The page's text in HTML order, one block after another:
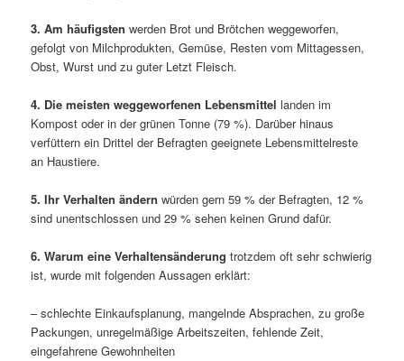
3. Am häufigsten werden Brot und Brötchen weggeworfen,
gefolgt von Milchprodukten, Gemüse, Resten vom Mittagessen,
Obst, Wurst und zu guter Letzt Fleisch.
4. Die meisten weggeworfenen Lebensmittel landen im
Kompost oder in der grünen Tonne (79 %). Darüber hinaus
verfüttern ein Drittel der Befragten geeignete Lebensmittelreste
an Haustiere.
5. Ihr Verhalten ändern würden gern 59 % der Befragten, 12 %
sind unentschlossen und 29 % sehen keinen Grund dafür.
6. Warum eine Verhaltensänderung trotzdem oft sehr schwierig
ist, wurde mit folgenden Aussagen erklärt:
– schlechte Einkaufsplanung, mangelnde Absprachen, zu große
Packungen, unregelmäßige Arbeitszeiten, fehlende Zeit,
eingefahrene Gewohnheiten